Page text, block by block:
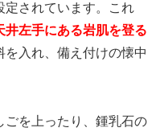
定されています。これ
左手にある岩肌を登る
を入れ、備え付けの懐中
ごを上ったり、鍾乳石の